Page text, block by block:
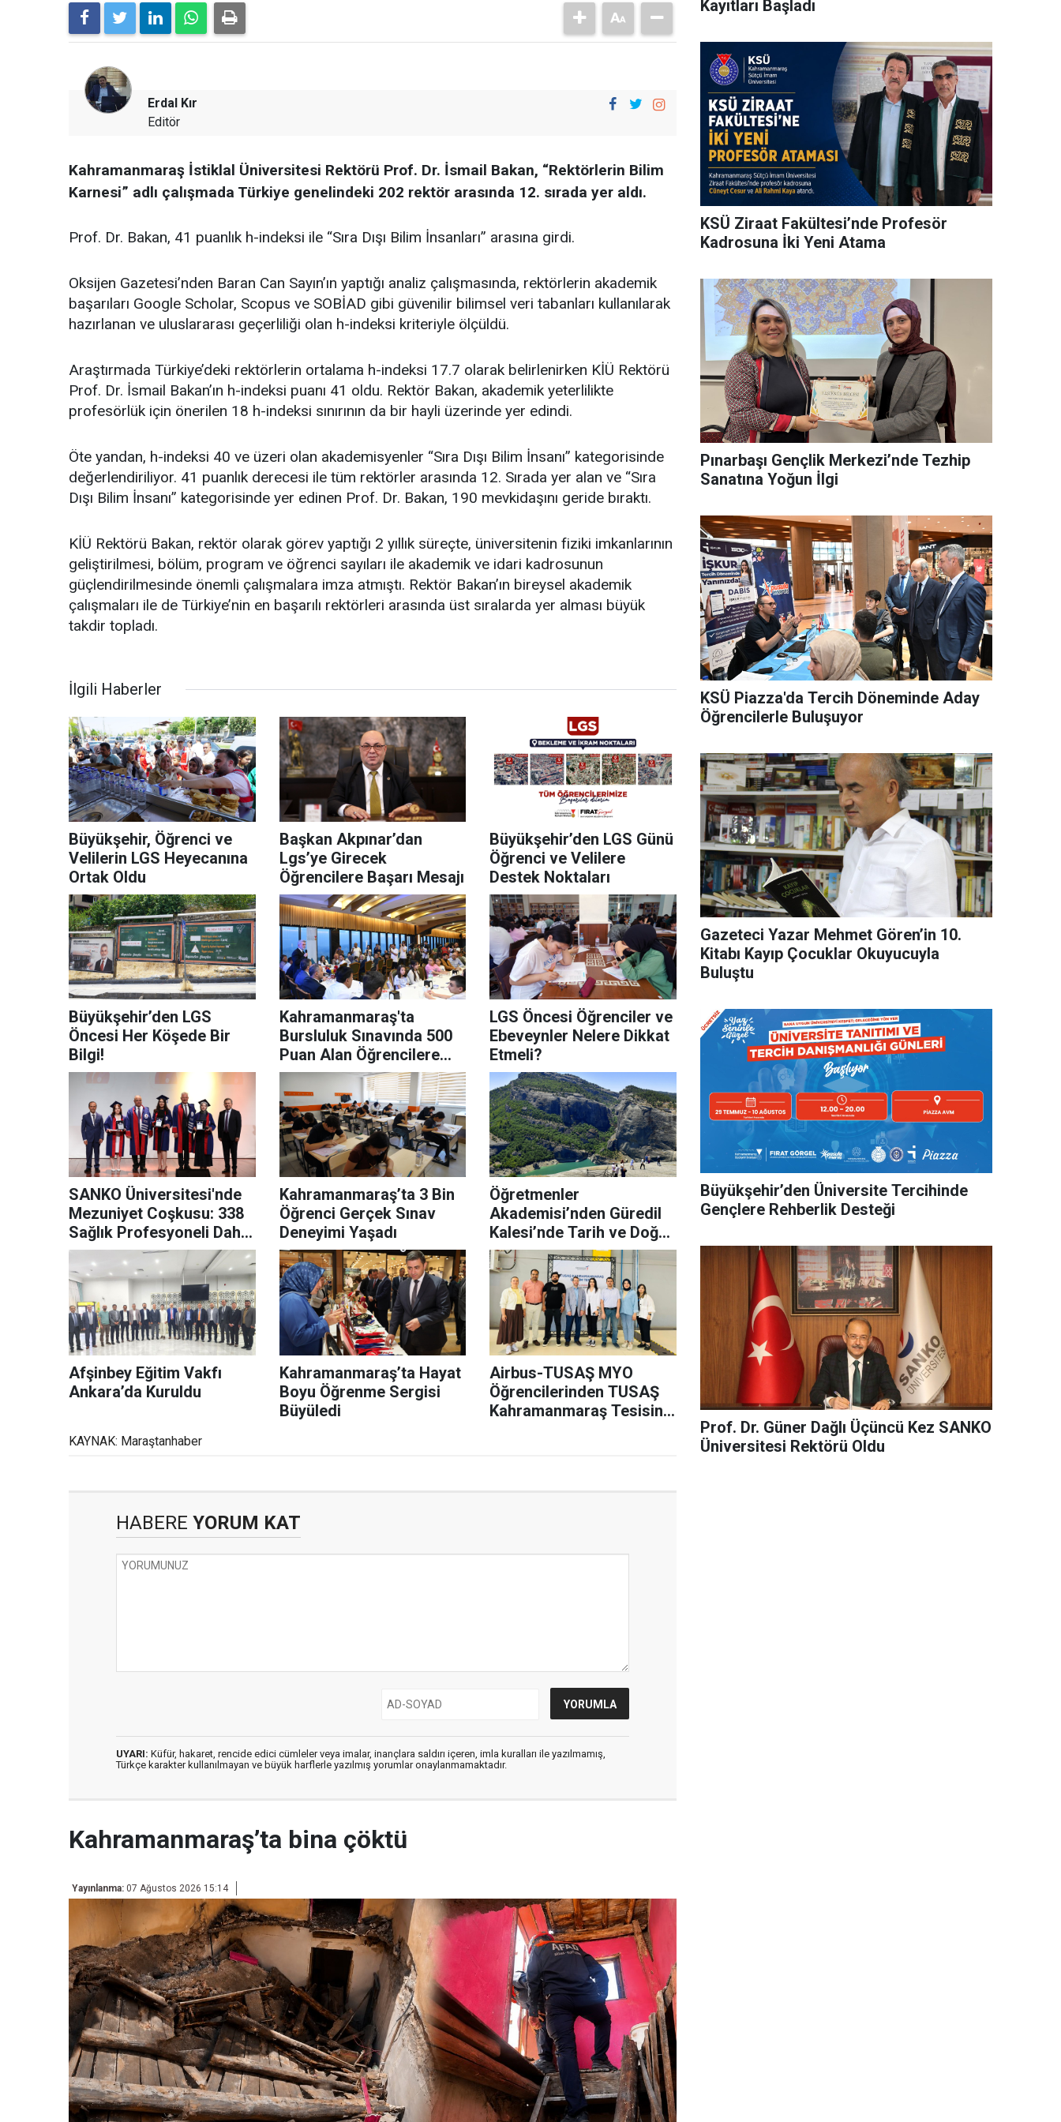
Erdal Kır
Editör
Kahramanmaraş İstiklal Üniversitesi Rektörü Prof. Dr. İsmail Bakan, “Rektörlerin Bilim
Karnesi” adlı çalışmada Türkiye genelindeki 202 rektör arasında 12. sırada yer aldı.
Prof. Dr. Bakan, 41 puanlık h-indeksi ile “Sıra Dışı Bilim İnsanları” arasına girdi.
Oksijen Gazetesi’nden Baran Can Sayın’ın yaptığı analiz çalışmasında, rektörlerin akademik
başarıları Google Scholar, Scopus ve SOBİAD gibi güvenilir bilimsel veri tabanları kullanılarak
hazırlanan ve uluslararası geçerliliği olan h-indeksi kriteriyle ölçüldü.
Araştırmada Türkiye’deki rektörlerin ortalama h-indeksi 17.7 olarak belirlenirken KİÜ Rektörü
Prof. Dr. İsmail Bakan’ın h-indeksi puanı 41 oldu. Rektör Bakan, akademik yeterlilikte
profesörlük için önerilen 18 h-indeksi sınırının da bir hayli üzerinde yer edindi.
Öte yandan, h-indeksi 40 ve üzeri olan akademisyenler “Sıra Dışı Bilim İnsanı” kategorisinde
değerlendiriliyor. 41 puanlık derecesi ile tüm rektörler arasında 12. Sırada yer alan ve “Sıra
Dışı Bilim İnsanı” kategorisinde yer edinen Prof. Dr. Bakan, 190 mevkidaşını geride bıraktı.
KİÜ Rektörü Bakan, rektör olarak görev yaptığı 2 yıllık süreçte, üniversitenin fiziki imkanlarının
geliştirilmesi, bölüm, program ve öğrenci sayıları ile akademik ve idari kadrosunun
güçlendirilmesinde önemli çalışmalara imza atmıştı. Rektör Bakan’ın bireysel akademik
çalışmaları ile de Türkiye’nin en başarılı rektörleri arasında üst sıralarda yer alması büyük
takdir topladı.
İlgili Haberler
Büyükşehir, Öğrenci ve
Velilerin LGS Heyecanına
Ortak Oldu
Başkan Akpınar’dan
Lgs’ye Girecek
Öğrencilere Başarı Mesajı
Büyükşehir’den LGS Günü
Öğrenci ve Velilere
Destek Noktaları
Büyükşehir’den LGS
Öncesi Her Köşede Bir
Bilgi!
Kahramanmaraş'ta
Bursluluk Sınavında 500
Puan Alan Öğrencilere
Ödül
LGS Öncesi Öğrenciler ve
Ebeveynler Nelere Dikkat
Etmeli?
SANKO Üniversitesi'nde
Mezuniyet Coşkusu: 338
Sağlık Profesyoneli Daha
Hayata Uğurlandı
Kahramanmaraş’ta 3 Bin
Öğrenci Gerçek Sınav
Deneyimi Yaşadı
Öğretmenler
Akademisi’nden Güredil
Kalesi’nde Tarih ve Doğa
Yolculuğu:
Afşinbey Eğitim Vakfı
Ankara’da Kuruldu
Kahramanmaraş’ta Hayat
Boyu Öğrenme Sergisi
Büyüledi
Airbus-TUSAŞ MYO
Öğrencilerinden TUSAŞ
Kahramanmaraş Tesisine
KAYNAK: Maraştanhaber
HABERE YORUM KAT
UYARI: Küfür, hakaret, rencide edici cümleler veya imalar, inançlara saldırı içeren, imla kuralları ile yazılmamış,
Türkçe karakter kullanılmayan ve büyük harflerle yazılmış yorumlar onaylanmamaktadır.
Kahramanmaraş’ta bina çöktü
Yayınlanma: 07 Ağustos 2026 15:14
Kayıtları Başladı
KSÜ Ziraat Fakültesi’nde Profesör
Kadrosuna İki Yeni Atama
Pınarbaşı Gençlik Merkezi’nde Tezhip
Sanatına Yoğun İlgi
KSÜ Piazza'da Tercih Döneminde Aday
Öğrencilerle Buluşuyor
Gazeteci Yazar Mehmet Gören’in 10.
Kitabı Kayıp Çocuklar Okuyucuyla
Buluştu
Büyükşehir’den Üniversite Tercihinde
Gençlere Rehberlik Desteği
Prof. Dr. Güner Dağlı Üçüncü Kez SANKO
Üniversitesi Rektörü Oldu